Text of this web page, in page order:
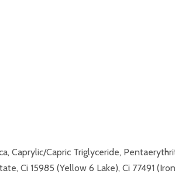
Caprylic/Capric Triglyceride,
Ci 15985 (Yellow 6 Lake), Ci 77491